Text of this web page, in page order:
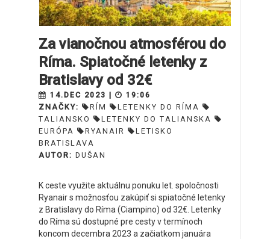
Za vianočnou atmosférou do
Ríma. Spiatočné letenky z
Bratislavy od 32€
14.DEC 2023 |
19:06
ZNAČKY:
RÍM
LETENKY DO RÍMA
TALIANSKO
LETENKY DO TALIANSKA
EURÓPA
RYANAIR
LETISKO
BRATISLAVA
AUTOR: DUŠAN
K ceste využite aktuálnu ponuku let. spoločnosti
Ryanair s možnosťou zakúpiť si spiatočné letenky
z Bratislavy do Ríma (Ciampino) od 32€. Letenky
do Ríma sú dostupné pre cesty v termínoch
koncom decembra 2023 a začiatkom januára